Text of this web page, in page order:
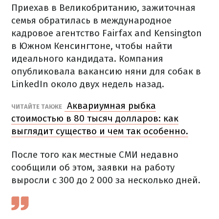
Приехав в Великобританию, зажиточная
семья обратилась в международное
кадровое агентство Fairfax and Kensington
в Южном Кенсингтоне, чтобы найти
идеального кандидата. Компания
опубликовала вакансию няни для собак в
LinkedIn около двух недель назад.
ЧИТАЙТЕ ТАКЖЕ
Аквариумная рыбка
стоимостью в 80 тысяч долларов: как
выглядит существо и чем так особенно.
После того как местные СМИ недавно
сообщили об этом, заявки на работу
выросли с 300 до 2 000 за несколько дней.